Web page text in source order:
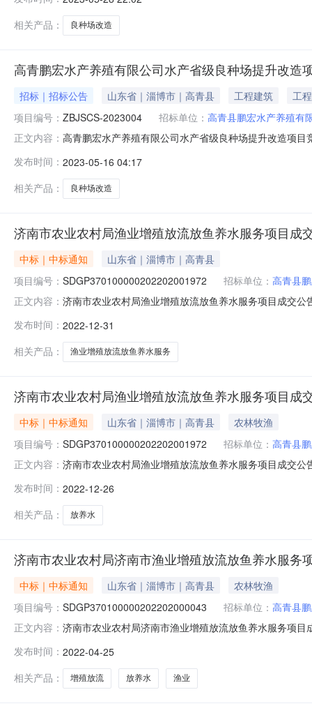
场提升改造项目项目编号（采购计划编号）：ZBJSCS-
相关产品：
良种场改造
高青鹏宏水产养殖有限公司水产省级良种场提升改造
招标｜招标公告 山东省｜淄博市｜高青县 工程建筑
工程
项目编号： ZBJSCS-2023004 招标单位： 高青县鹏宏水产养殖有
正文内容： 高青鹏宏水产养殖有限公司水产省级良种场提升改造项
水产省级良种场提升改造项目项目编号：ZBJSCS-
升改造项目1、具有独
发布时间： 2023-05-16 04:17
相关产品：
良种场改造
济南市农业农村局渔业增殖放流放鱼养水服务项目成
中标｜中标通知
山东省｜淄博市｜高青县
项目编号： SDGP370100000202202001972 招标单位： 高青县
正文内容： 济南市农业农村局渔业增殖放流放鱼养水服务项目成交
期：2022-12-14六、成交日期：2022-12-26七、采购方
发布时间： 2022-12-31
相关产品：
渔业增殖放流放鱼养水服务
济南市农业农村局渔业增殖放流放鱼养水服务项目成
中标｜中标通知 山东省｜淄博市｜高青县
农林牧渔
项目编号： SDGP370100000202202001972 招标单位： 高青县
正文内容： 济南市农业农村局渔业增殖放流放鱼养水服务项目成交
期：2022-12-14六、成交日期：2022-12-26七、采购方
发布时间： 2022-12-26
相关产品：
放养水
济南市农业农村局济南市渔业增殖放流放鱼养水服务
中标｜中标通知 山东省｜淄博市｜高青县
农林牧渔
项目编号： SDGP370100000202202000043 招标单位： 高青县
正文内容： 济南市农业农村局济南市渔业增殖放流放鱼养水服务项
2022CGFW01C5053五、公告发布日期：2022-04-07六
发布时间： 2022-04-25
相关产品：
增殖放流 放养水 渔业